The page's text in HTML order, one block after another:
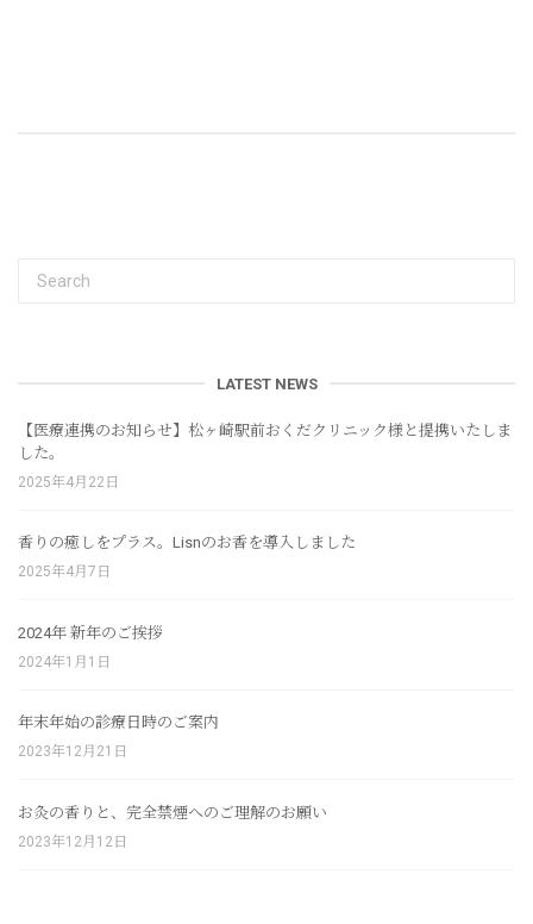
LATEST NEWS
【医療連携のお知らせ】松ヶ崎駅前おくだクリニック様と提携いたしま
した。
2025年4月22日
香りの癒しをプラス。Lisnのお香を導入しました
2025年4月7日
2024年 新年のご挨拶
2024年1月1日
年末年始の診療日時のご案内
2023年12月21日
お灸の香りと、完全禁煙へのご理解のお願い
2023年12月12日